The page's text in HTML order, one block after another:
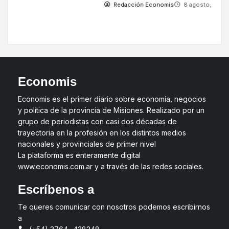
8 agosto, 2026
Economis
Economis es el primer diario sobre economía, negocios
y política de la provincia de Misiones. Realizado por un
grupo de periodistas con casi dos décadas de
trayectoria en la profesión en los distintos medios
nacionales y provinciales de primer nivel
La plataforma es enteramente digital
www.economis.com.ar y a través de las redes sociales.
Escríbenos a
Te queres comunicar con nosotros podemos escribirnos
a